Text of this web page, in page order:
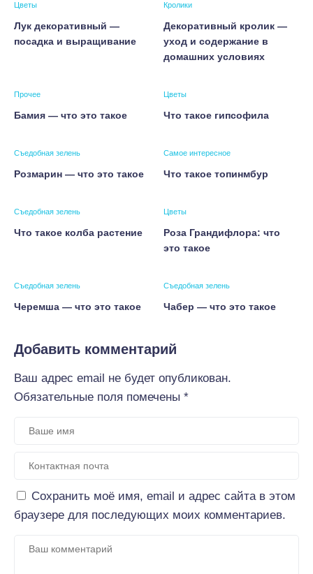
Цветы
Лук декоративный —
посадка и выращивание
Кролики
Декоративный кролик —
уход и содержание в
домашних условиях
Прочее
Бамия — что это такое
Цветы
Что такое гипсофила
Съедобная зелень
Розмарин — что это такое
Самое интересное
Что такое топинмбур
Съедобная зелень
Что такое колба растение
Цветы
Роза Грандифлора: что
это такое
Съедобная зелень
Черемша — что это такое
Съедобная зелень
Чабер — что это такое
Добавить комментарий
Ваш адрес email не будет опубликован.
Обязательные поля помечены *
Сохранить моё имя, email и адрес сайта в этом
браузере для последующих моих комментариев.